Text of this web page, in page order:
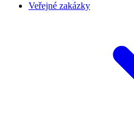
Veřejné zakázky